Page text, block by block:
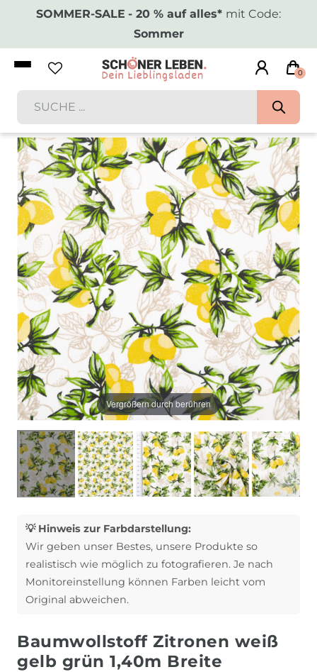
SOMMER-SALE - 20 % auf alles* mit Code:
Sommer
0
Vergrößern durch berühren
💡 Hinweis zur Farbdarstellung:
Wir geben unser Bestes, unsere Produkte so
realistisch wie möglich zu fotografieren. Je nach
Monitoreinstellung können Farben leicht vom
Original abweichen.
Baumwollstoff Zitronen weiß
gelb grün 1,40m Breite